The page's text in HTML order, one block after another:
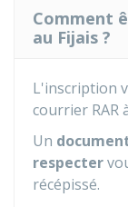
Comment
au Fijais ?
L'inscription
courrier RAR
Un
respecter
récépissé.